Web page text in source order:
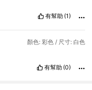
有幫助 (1)
顏色: 彩色 / 尺寸: 白色
有幫助 (0)